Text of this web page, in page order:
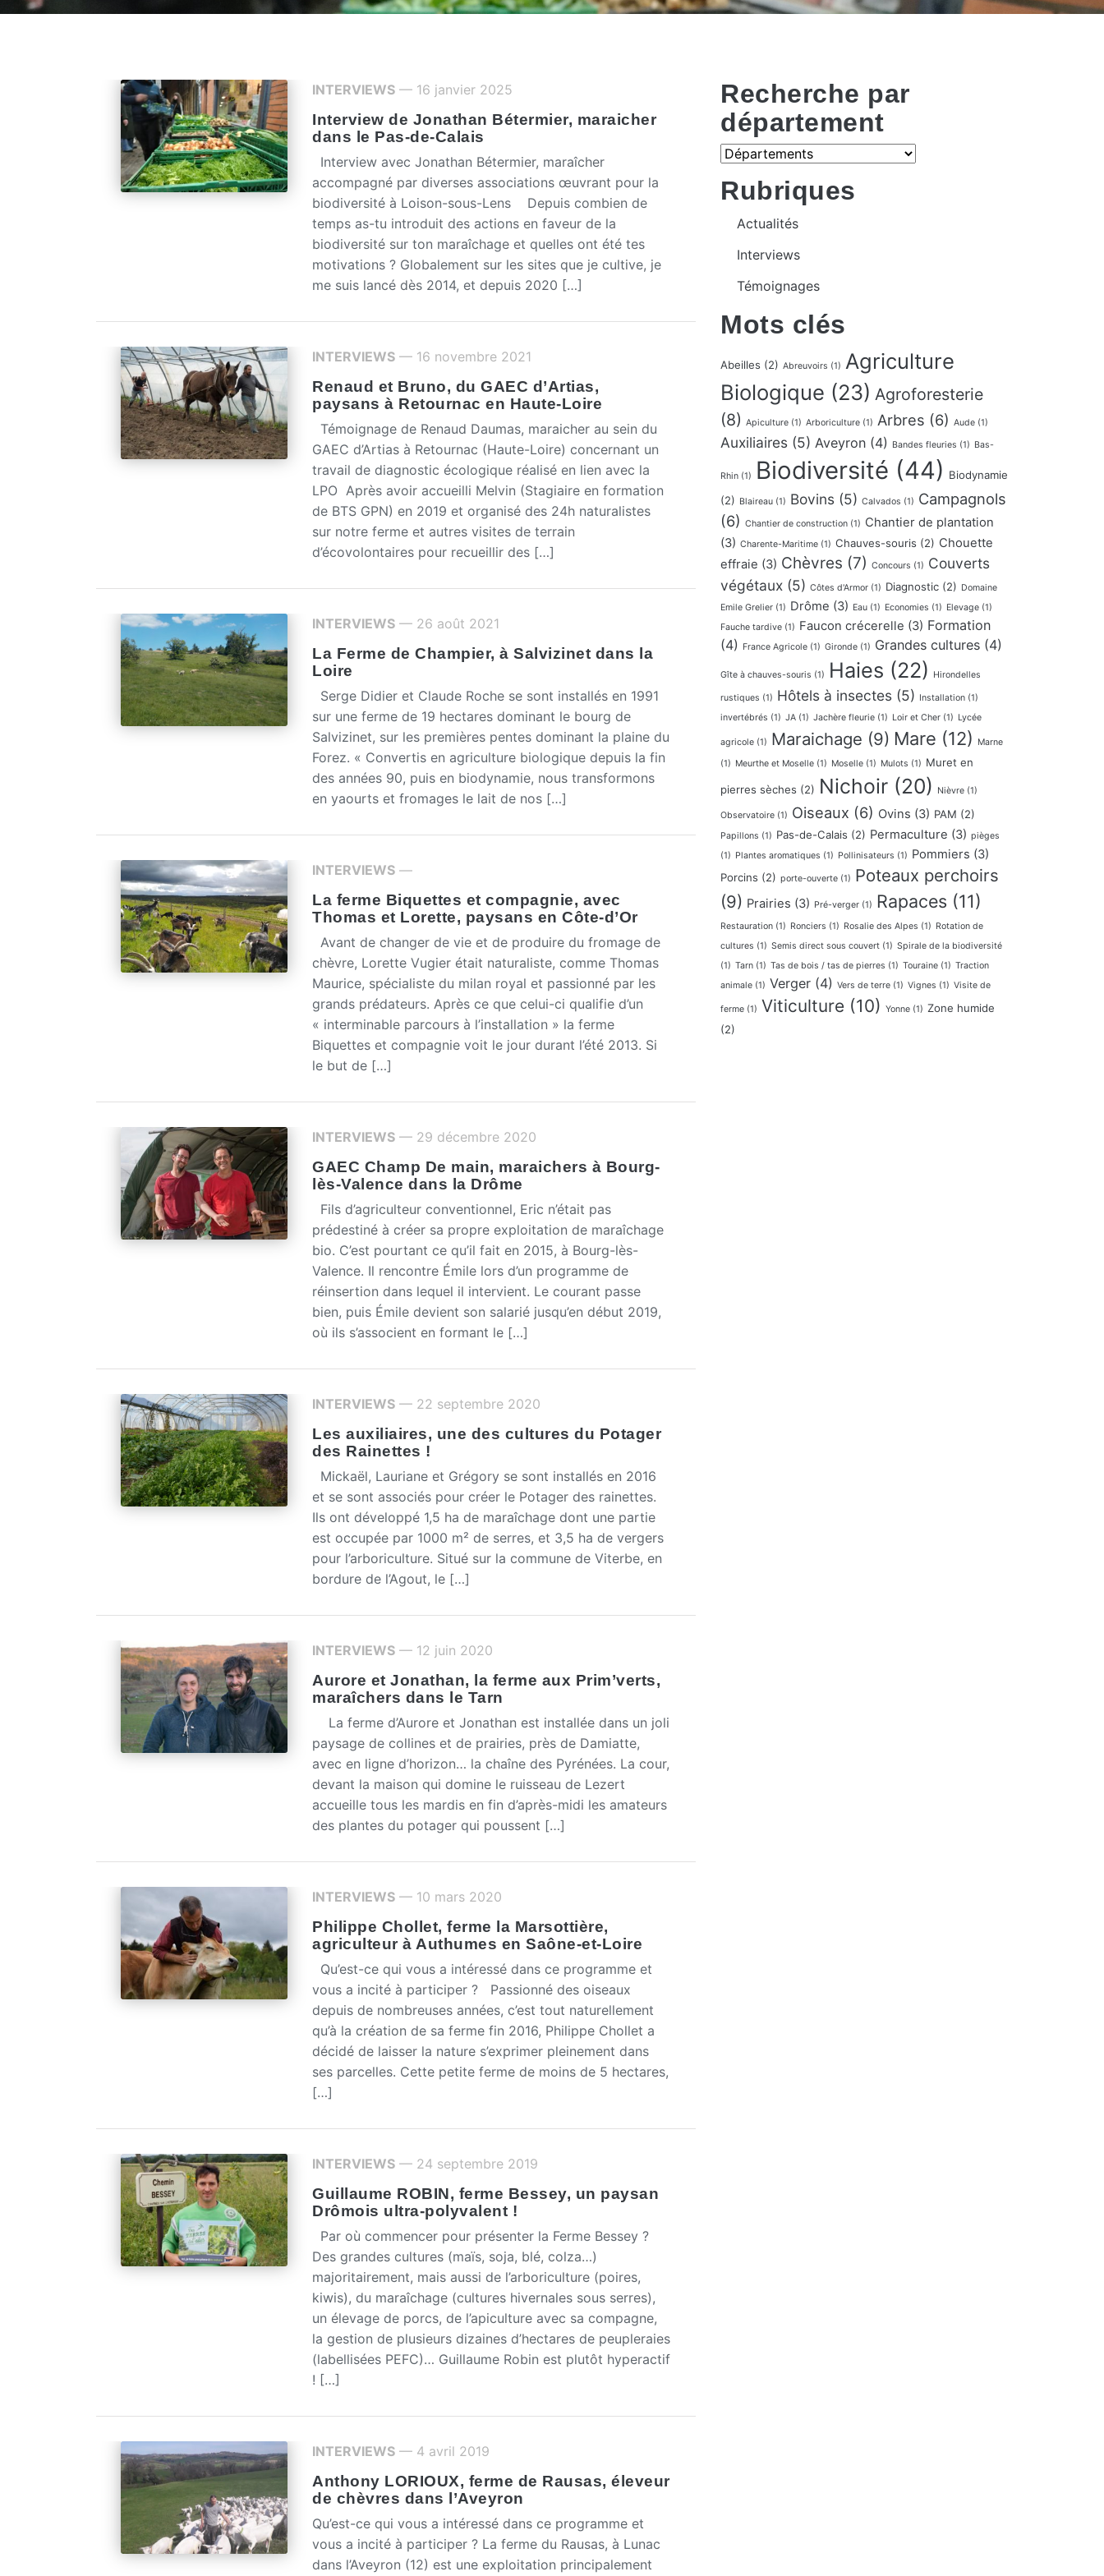
INTERVIEWS — 16 janvier 2025
Interview de Jonathan Bétermier, maraicher
dans le Pas-de-Calais
Interview avec Jonathan Bétermier, maraîcher
accompagné par diverses associations œuvrant pour la
biodiversité à Loison-sous-Lens Depuis combien de
temps as-tu introduit des actions en faveur de la
biodiversité sur ton maraîchage et quelles ont été tes
motivations ? Globalement sur les sites que je cultive, je
me suis lancé dès 2014, et depuis 2020 […]
INTERVIEWS — 16 novembre 2021
Renaud et Bruno, du GAEC d’Artias,
paysans à Retournac en Haute-Loire
Témoignage de Renaud Daumas, maraicher au sein du
GAEC d’Artias à Retournac (Haute-Loire) concernant un
travail de diagnostic écologique réalisé en lien avec la
LPO Après avoir accueilli Melvin (Stagiaire en formation
de BTS GPN) en 2019 et organisé des 24h naturalistes
sur notre ferme et autres visites de terrain
d’écovolontaires pour recueillir des […]
INTERVIEWS — 26 août 2021
La Ferme de Champier, à Salvizinet dans la
Loire
Serge Didier et Claude Roche se sont installés en 1991
sur une ferme de 19 hectares dominant le bourg de
Salvizinet, sur les premières pentes dominant la plaine du
Forez. « Convertis en agriculture biologique depuis la fin
des années 90, puis en biodynamie, nous transformons
en yaourts et fromages le lait de nos […]
INTERVIEWS —
La ferme Biquettes et compagnie, avec
Thomas et Lorette, paysans en Côte-d’Or
Avant de changer de vie et de produire du fromage de
chèvre, Lorette Vugier était naturaliste, comme Thomas
Maurice, spécialiste du milan royal et passionné par les
grands prédateurs. Après ce que celui-ci qualifie d’un
« interminable parcours à l’installation » la ferme
Biquettes et compagnie voit le jour durant l’été 2013. Si
le but de […]
INTERVIEWS — 29 décembre 2020
GAEC Champ De main, maraichers à Bourg-
lès-Valence dans la Drôme
Fils d’agriculteur conventionnel, Eric n’était pas
prédestiné à créer sa propre exploitation de maraîchage
bio. C’est pourtant ce qu’il fait en 2015, à Bourg-lès-
Valence. Il rencontre Émile lors d’un programme de
réinsertion dans lequel il intervient. Le courant passe
bien, puis Émile devient son salarié jusqu’en début 2019,
où ils s’associent en formant le […]
INTERVIEWS — 22 septembre 2020
Les auxiliaires, une des cultures du Potager
des Rainettes !
Mickaël, Lauriane et Grégory se sont installés en 2016
et se sont associés pour créer le Potager des rainettes.
Ils ont développé 1,5 ha de maraîchage dont une partie
est occupée par 1000 m² de serres, et 3,5 ha de vergers
pour l’arboriculture. Situé sur la commune de Viterbe, en
bordure de l’Agout, le […]
INTERVIEWS — 12 juin 2020
Aurore et Jonathan, la ferme aux Prim’verts,
maraîchers dans le Tarn
La ferme d’Aurore et Jonathan est installée dans un joli
paysage de collines et de prairies, près de Damiatte,
avec en ligne d’horizon… la chaîne des Pyrénées. La cour,
devant la maison qui domine le ruisseau de Lezert
accueille tous les mardis en fin d’après-midi les amateurs
des plantes du potager qui poussent […]
INTERVIEWS — 10 mars 2020
Philippe Chollet, ferme la Marsottière,
agriculteur à Authumes en Saône-et-Loire
Qu’est-ce qui vous a intéressé dans ce programme et
vous a incité à participer ? Passionné des oiseaux
depuis de nombreuses années, c’est tout naturellement
qu’à la création de sa ferme fin 2016, Philippe Chollet a
décidé de laisser la nature s’exprimer pleinement dans
ses parcelles. Cette petite ferme de moins de 5 hectares,
[…]
INTERVIEWS — 24 septembre 2019
Guillaume ROBIN, ferme Bessey, un paysan
Drômois ultra-polyvalent !
Par où commencer pour présenter la Ferme Bessey ?
Des grandes cultures (maïs, soja, blé, colza…)
majoritairement, mais aussi de l’arboriculture (poires,
kiwis), du maraîchage (cultures hivernales sous serres),
un élevage de porcs, de l’apiculture avec sa compagne,
la gestion de plusieurs dizaines d’hectares de peupleraies
(labellisées PEFC)… Guillaume Robin est plutôt hyperactif
! […]
INTERVIEWS — 4 avril 2019
Anthony LORIOUX, ferme de Rausas, éleveur
de chèvres dans l’Aveyron
Qu’est-ce qui vous a intéressé dans ce programme et
vous a incité à participer ? La ferme du Rausas, à Lunac
dans l’Aveyron (12) est une exploitation principalement
Recherche par
département
Rubriques
Actualités
Interviews
Témoignages
Mots clés
Abeilles (2) Abreuvoirs (1) Agriculture
Biologique (23) Agroforesterie
(8) Apiculture (1) Arboriculture (1) Arbres (6) Aude (1)
Auxiliaires (5) Aveyron (4) Bandes fleuries (1) Bas-
Rhin (1) Biodiversité (44) Biodynamie
(2) Blaireau (1) Bovins (5) Calvados (1) Campagnols
(6) Chantier de construction (1) Chantier de plantation
(3) Charente-Maritime (1) Chauves-souris (2) Chouette
effraie (3) Chèvres (7) Concours (1) Couverts
végétaux (5) Côtes d'Armor (1) Diagnostic (2) Domaine
Emile Grelier (1) Drôme (3) Eau (1) Economies (1) Elevage (1)
Fauche tardive (1) Faucon crécerelle (3) Formation
(4)
France Agricole (1) Gironde (1) Grandes cultures (4)
Gîte à chauves-souris (1) Haies (22) Hirondelles
rustiques (1) Hôtels à insectes (5) Installation (1)
invertébrés (1) JA (1) Jachère fleurie (1) Loir et Cher (1) Lycée
agricole (1) Maraichage (9) Mare (12)
Marne
(1) Meurthe et Moselle (1) Moselle (1) Mulots (1) Muret en
pierres sèches (2) Nichoir (20) Nièvre (1)
Observatoire (1) Oiseaux (6) Ovins (3) PAM (2)
Papillons (1) Pas-de-Calais (2) Permaculture (3) pièges
(1) Plantes aromatiques (1) Pollinisateurs (1) Pommiers (3)
Porcins (2) porte-ouverte (1) Poteaux perchoirs
(9) Prairies (3) Pré-verger (1) Rapaces (11)
Restauration (1) Ronciers (1) Rosalie des Alpes (1) Rotation de
cultures (1) Semis direct sous couvert (1) Spirale de la biodiversité
(1) Tarn (1) Tas de bois / tas de pierres (1) Touraine (1) Traction
animale (1) Verger (4) Vers de terre (1) Vignes (1) Visite de
ferme (1) Viticulture (10) Yonne (1) Zone humide
(2)